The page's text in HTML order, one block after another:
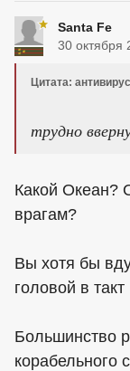
Santa Fe
30 октября
Цитата: антивирус
трудно
Какой Океан?
врагам?
Вы хотя бы
головой в такт
Большинство
корабельного